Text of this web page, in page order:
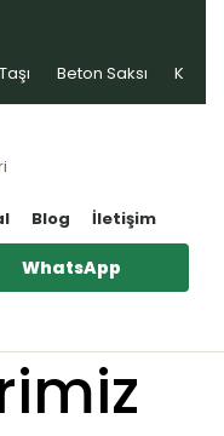
Beton Saksı Kablo
Blog İletişim
WhatsApp